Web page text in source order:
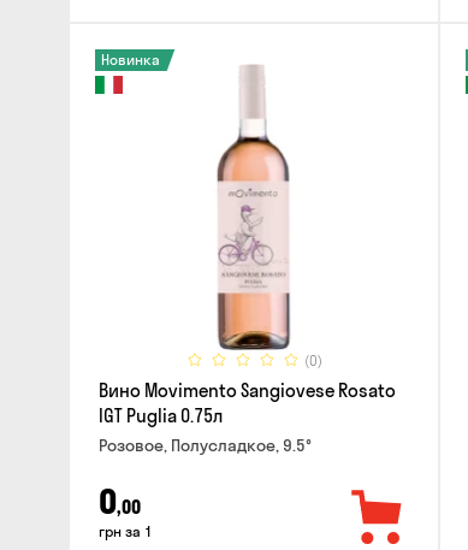
(0)
Новинка
Вино Movimento Sangiovese Rosato
IGT Puglia 0.75л
Розовое, Полусладкое, 9.5°
0,00
грн за 1